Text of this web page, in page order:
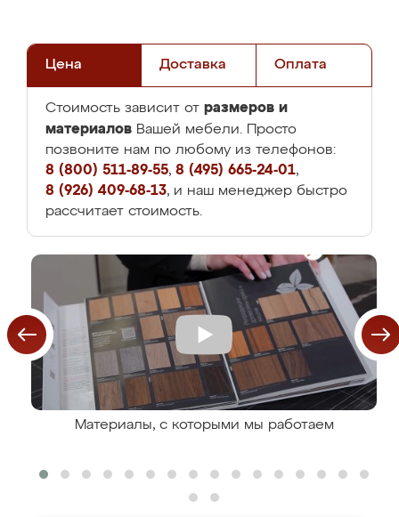
Цена Доставка Оплата
Стоимость зависит от размеров и
материалов Вашей мебели. Просто
позвоните нам по любому из телефонов:
8 (800) 511-89-55, 8 (495) 665-24-01,
8 (926) 409-68-13, и наш менеджер быстро
рассчитает стоимость.
Материалы, с которыми мы работаем